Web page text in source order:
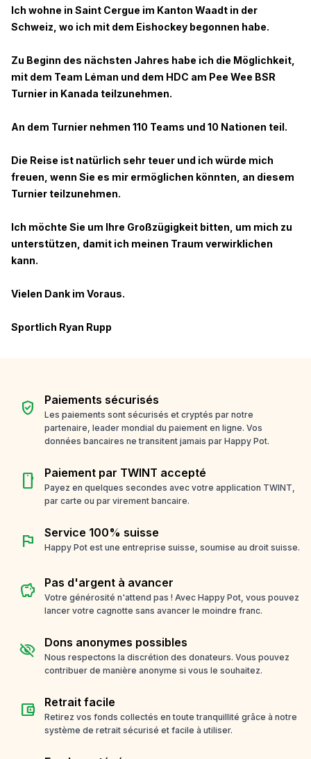
Ich wohne in Saint Cergue im Kanton Waadt in der
Schweiz, wo ich mit dem Eishockey begonnen habe.
Zu Beginn des nächsten Jahres habe ich die Möglichkeit,
mit dem Team Léman und dem HDC am Pee Wee BSR
Turnier in Kanada teilzunehmen.
An dem Turnier nehmen 110 Teams und 10 Nationen teil.
Die Reise ist natürlich sehr teuer und ich würde mich
freuen, wenn Sie es mir ermöglichen könnten, an diesem
Turnier teilzunehmen.
Ich möchte Sie um Ihre Großzügigkeit bitten, um mich zu
unterstützen, damit ich meinen Traum verwirklichen
kann.
Vielen Dank im Voraus.
Sportlich Ryan Rupp
verified_user Paiements sécurisés
Les paiements sont sécurisés et cryptés par notre
partenaire, leader mondial du paiement en ligne. Vos
données bancaires ne transitent jamais par Happy Pot.
smartphone Paiement par TWINT accepté
Payez en quelques secondes avec votre application TWINT,
par carte ou par virement bancaire.
flag Service 100% suisse
Happy Pot est une entreprise suisse, soumise au droit suisse.
savings Pas d'argent à avancer
Votre générosité n'attend pas ! Avec Happy Pot, vous pouvez
lancer votre cagnotte sans avancer le moindre franc.
visibility_off Dons anonymes possibles
Nous respectons la discrétion des donateurs. Vous pouvez
contribuer de manière anonyme si vous le souhaitez.
account_balance_wallet Retrait facile
Retirez vos fonds collectés en toute tranquillité grâce à notre
système de retrait sécurisé et facile à utiliser.